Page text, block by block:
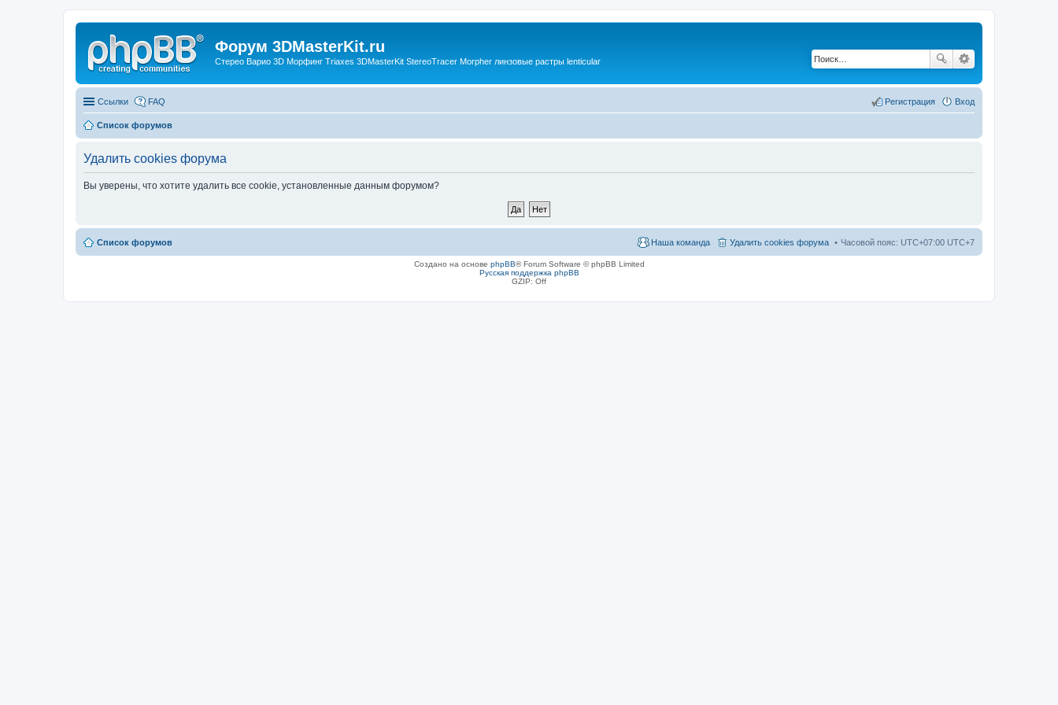
Форум 3DMasterKit.ru
Стерео Варио 3D Морфинг Triaxes 3DMasterKit StereoTracer Morpher линзовые растры lenticular
Ссылки FAQ Вход
Регистрация
Список форумов
Удалить cookies форума
Вы уверены, что хотите удалить все cookie, установленные данным форумом?
Список форумов Часовой пояс: UTC+07:00 UTC+7
Удалить cookies форума
Наша команда
Создано на основе phpBB® Forum Software © phpBB Limited
Русская поддержка phpBB
GZIP: Off